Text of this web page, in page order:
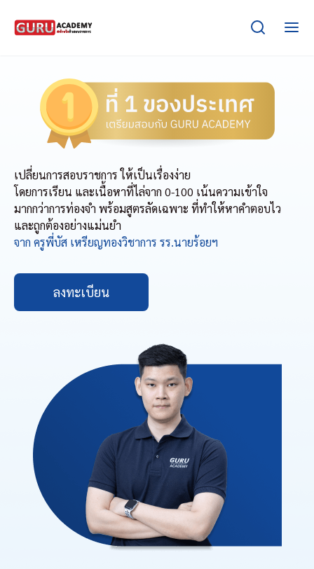
เปลี่ยนการสอบราชการ ให้เป็นเรื่องง่าย
โดยการเรียน และเนื้อหาที่ไล่จาก 0-100 เน้นความเข้าใจ
มากกว่าการท่องจำ พร้อมสูตรลัดเฉพาะ ที่ทำให้หาคำตอบไว
และถูกต้องอย่างแม่นยำ
จาก ครูพี่บัส เหรียญทองวิชาการ รร.นายร้อยฯ
ลงทะเบียน